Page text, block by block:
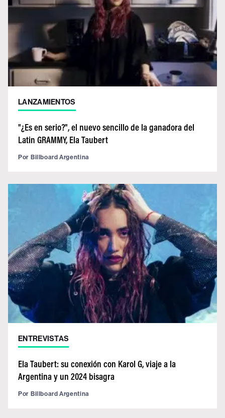
LANZAMIENTOS
"¿Es en serio?", el nuevo sencillo de la ganadora del
Latin GRAMMY, Ela Taubert
Por Billboard Argentina
ENTREVISTAS
Ela Taubert: su conexión con Karol G, viaje a la
Argentina y un 2024 bisagra
Por Billboard Argentina